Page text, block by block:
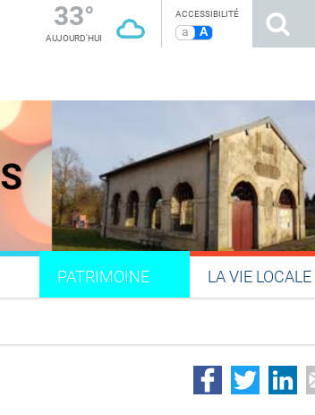
33°
AUJOURD'HUI
ACCESSIBILITÉ
a A
PATRIMOINE LA VIE LOCALE